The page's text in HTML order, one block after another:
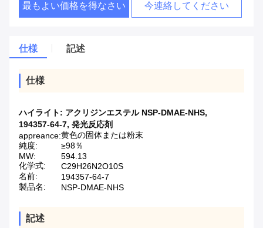
最もよい価格を得なさい 今連絡してください
仕様 記述
仕様
ハイライト: アクリジンエステル NSP-DMAE-NHS,
194357-64-7, 発光反応剤
appreance:黄色の固体または粉末
純度:
≥98％
MW:
594.13
化学式:
C29H26N2O10S
名前:
194357-64-7
製品名:
NSP-DMAE-NHS
記述